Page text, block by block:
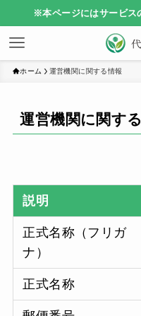
※本ページにはサービス
ホーム 運営機関に関する情報
運営機関に関す
説明
正式名称（フリガ
ナ）
正式名称